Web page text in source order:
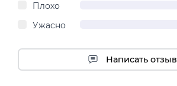
Плохо
Ужасно
Написать отзыв